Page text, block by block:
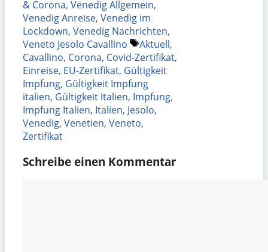
& Corona, Venedig Allgemein,
Venedig Anreise, Venedig im
Lockdown, Venedig Nachrichten,
Veneto Jesolo Cavallino
Schlagwörter
Aktuell,
Cavallino, Corona, Covid-Zertifikat,
Einreise, EU-Zertifikat, Gültigkeit
Impfung, Gültigkeit Impfung
italien, Gültigkeit Italien, Impfung,
Impfung Italien, Italien, Jesolo,
Venedig, Venetien, Veneto,
Zertifikat
Schreibe einen Kommentar